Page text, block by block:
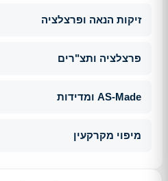
זיקות הנאה ופרצלציה
פרצלציה ותצ"רים
AS-Made ומדידות
מיפוי מקרקעין